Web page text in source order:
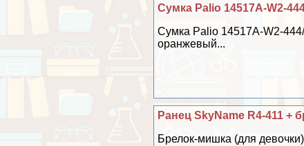
Сумка Palio 14517A-W2-
Сумка Palio 14517A-W2-
оранжевый...
Ранец SkyName R4-411 +
Брелок-мишка (для